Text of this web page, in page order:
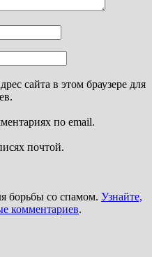
сайта в этом браузере для
по email.
почтой.
борьбы со спамом. Узнайте,
комментариев.